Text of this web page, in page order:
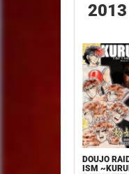
2013
DOUJO
ISM